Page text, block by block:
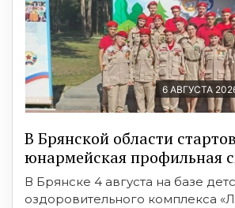
6 АВГУСТА
В Брянской области
юнармейская профильная
В Брянске 4 августа на базе
оздоровительного комплекса